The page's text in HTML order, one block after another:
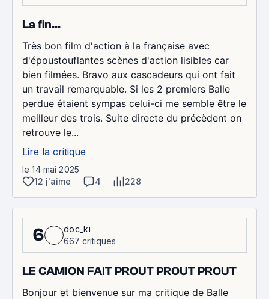
La fin...
Très bon film d'action à la française avec
d'époustouflantes scènes d'action lisibles car
bien filmées. Bravo aux cascadeurs qui ont fait
un travail remarquable. Si les 2 premiers Balle
perdue étaient sympas celui-ci me semble être le
meilleur des trois. Suite directe du précèdent on
retrouve le...
Lire la critique
le 14 mai 2025
12 j'aime
4 228
6
doc_ki
667 critiques
LE CAMION FAIT PROUT PROUT PROUT
Bonjour et bienvenue sur ma critique de Balle